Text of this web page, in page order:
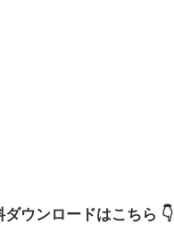
ダウンロードはこちら 👇️